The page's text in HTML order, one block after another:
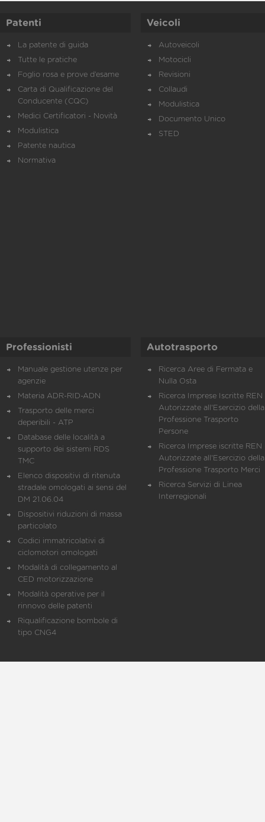
Patenti
La patente di guida
Tutte le pratiche
Foglio rosa e prove d’esame
Carta di Qualificazione del
Conducente (CQC)
Medici Certificatori - Novità
Modulistica
Patente nautica
Normativa
Veicoli
Autoveicoli
Motocicli
Revisioni
Collaudi
Modulistica
Documento Unico
STED
Professionisti
Manuale gestione utenze per
agenzie
Materia ADR-RID-ADN
Trasporto delle merci
deperibili - ATP
Database delle località a
supporto dei sistemi RDS
TMC
Elenco dispositivi di ritenuta
stradale omologati ai sensi del
DM 21.06.04
Dispositivi riduzioni di massa
particolato
Codici immatricolativi di
ciclomotori omologati
Modalità di collegamento al
CED motorizzazione
Modalità operative per il
rinnovo delle patenti
Riqualificazione bombole di
tipo CNG4
Autotrasporto
Ricerca Aree di Fermata e
Nulla Osta
Ricerca Imprese Iscritte REN
Autorizzate all'Esercizio della
Professione Trasporto
Persone
Ricerca Imprese iscritte REN
Autorizzate all'Esercizio della
Professione Trasporto Merci
Ricerca Servizi di Linea
Interregionali